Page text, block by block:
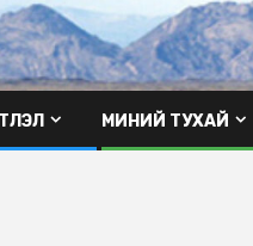
МИНИЙ ТУХАЙ